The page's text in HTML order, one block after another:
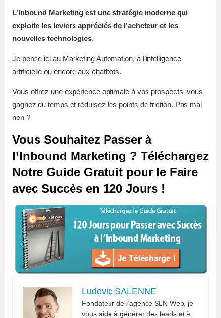
L’Inbound Marketing est une stratégie moderne qui
exploite les leviers appréciés de l’acheteur et les
nouvelles technologies.
Je pense ici au Marketing Automation, à l’intelligence
artificielle ou encore aux chatbots.
Vous offrez une expérience optimale à vos prospects, vous
gagnez du temps et réduisez les points de friction. Pas mal
non ?
Vous Souhaitez Passer à
l’Inbound Marketing ? Téléchargez
Notre Guide Gratuit pour le Faire
avec Succès en 120 Jours !
Ludovic SALENNE
Fondateur de l’agence SLN Web, je
vous aide à générer des leads et à